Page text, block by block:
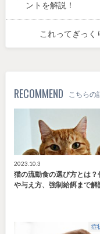
ントを解説！
これってぎっく
RECOMMEND こちらの
2023.10.3
猫の流動食の選び方とは？
や与え方、強制給餌まで解
症